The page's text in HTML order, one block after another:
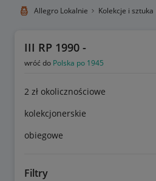
Allegro Lokalnie Kolekcje i sztuka
III RP 1990 -
wróć do Polska po 1945
2 zł okolicznościowe
kolekcjonerskie
obiegowe
Filtry